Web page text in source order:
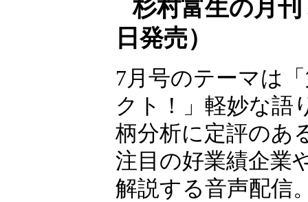
杉村富生の月
日発売）
7月号のテーマは
業革命エフェクト
な語り口とわかり
柄分析に定評のあ